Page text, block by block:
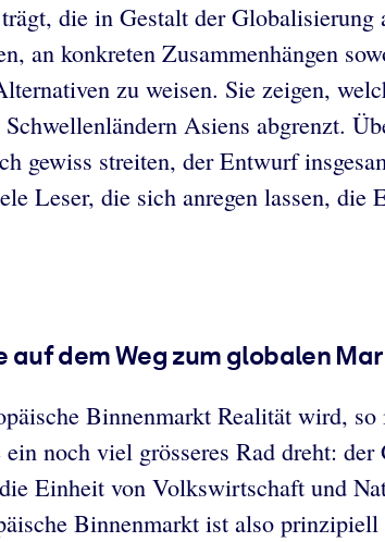
die in Gestalt der
an konkreten Zusammenhängen
zu weisen. Sie zeigen,
Asiens abgrenzt.
gewiss streiten, der Entwurf
Leser, die sich anregen lassen, die
auf dem Weg zum globalen
Binnenmarkt Realität wird,
noch viel grösseres Rad dreht:
Einheit von Volkswirtschaft und
Binnenmarkt ist also